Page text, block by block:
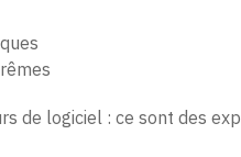
de logiciel : ce sont des